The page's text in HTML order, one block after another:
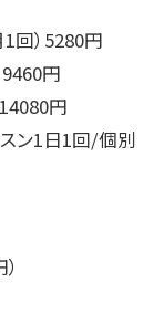
回）5280円
円
円
ン1日1回/個別